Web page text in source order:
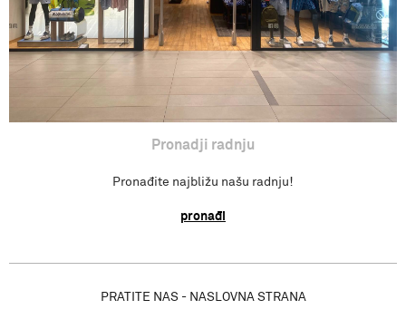
Pronadji radnju
Pronađite najbližu našu radnju!
pronađi
PRATITE NAS - NASLOVNA STRANA